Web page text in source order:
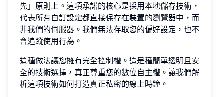
先」原則上。這項承諾的核心是採用本地儲存技術，
代表所有自訂設定都直接保存在裝置的瀏覽器中，而
非我們的伺服器。我們無法存取您的偏好設定，也不
會追蹤使用行為。
這種做法讓您擁有完全控制權。這是種簡單透明且安
全的技術選擇，真正尊重您的數位自主權。讓我們解
析這項技術如何打造真正私密的線上時鐘。